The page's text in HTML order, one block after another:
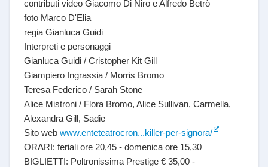
contributi video Giacomo Di Niro e Alfredo Betrò
foto Marco D'Elia
regia Gianluca Guidi
Interpreti e personaggi
Gianluca Guidi / Cristopher Kit Gill
Giampiero Ingrassia / Morris Bromo
Teresa Federico / Sarah Stone
Alice Mistroni / Flora Bromo, Alice Sullivan, Carmella,
Alexandra Gill, Sadie
Sito web www.enteteatrocron...killer-per-signora/
ORARI: feriali ore 20,45 - domenica ore 15,30
BIGLIETTI: Poltronissima Prestige € 35,00 -